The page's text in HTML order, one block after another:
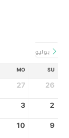
يوليو
SU
MO
26
27
2
3
9
10